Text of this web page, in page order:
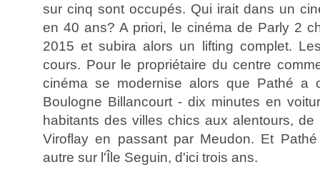
sur cinq sont occupés. Qui irait dans un
en 40 ans? A priori, le cinéma de Parly 2
2015 et subira alors un lifting complet.
cours. Pour le propriétaire du centre
cinéma se modernise alors que Pathé a
Boulogne Billancourt - dix minutes en
habitants des villes chics aux alentours,
Viroflay en passant par Meudon. Et
autre sur l'Île Seguin, d'ici trois ans.